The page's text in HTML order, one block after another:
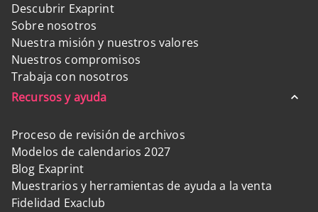
Descubrir Exaprint
Sobre nosotros
Nuestra misión y nuestros valores
Nuestros compromisos
Trabaja con nosotros
Recursos y ayuda
Proceso de revisión de archivos
Modelos de calendarios 2027
Blog Exaprint
Muestrarios y herramientas de ayuda a la venta
Fidelidad Exaclub